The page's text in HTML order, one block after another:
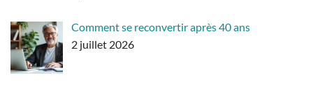
Comment se reconvertir après 40 ans
2 juillet 2026